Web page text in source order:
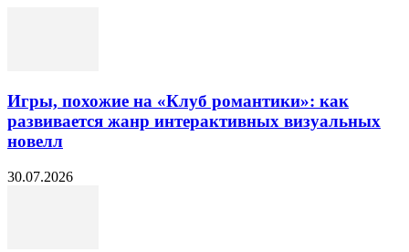
Игры, похожие на «Клуб романтики»: как
развивается жанр интерактивных визуальных
новелл
30.07.2026